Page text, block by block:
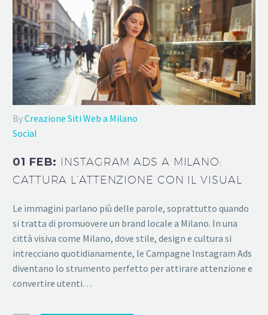
ByCreazione Siti Web a Milano
Social
01 FEB: INSTAGRAM ADS A MILANO:
CATTURA L’ATTENZIONE CON IL VISUAL
Le immagini parlano più delle parole, soprattutto quando
si tratta di promuovere un brand locale a Milano. In una
città visiva come Milano, dove stile, design e cultura si
intrecciano quotidianamente, le Campagne Instagram Ads
diventano lo strumento perfetto per attirare attenzione e
convertire utenti…